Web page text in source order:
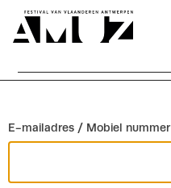
E-mailadres / Mobiel nummer